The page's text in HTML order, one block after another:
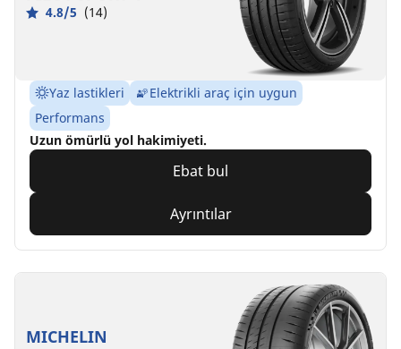
4.8/5 (14)
Yaz lastikleri
Elektrikli araç için uygun
Performans
Uzun ömürlü yol hakimiyeti.
Ebat bul
Ayrıntılar
MICHELIN